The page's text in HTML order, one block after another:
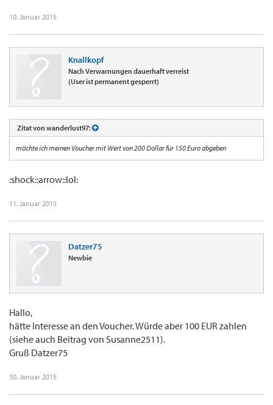
10. Januar 2015
Knallkopf
Nach Verwarnungen dauerhaft verreist
(User ist permanent gesperrt)
Zitat von wanderlust97:
möchte ich meinen Voucher mit Wert von 200 Dollar für 150 Euro abgeben
:shock::arrow::lol:
11. Januar 2015
Datzer75
Newbie
Hallo,
hätte Interesse an den Voucher. Würde aber 100 EUR zahlen
(siehe auch Beitrag von Susanne2511).
Gruß Datzer75
30. Januar 2015